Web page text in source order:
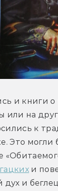
и книги о
или на
к
Это могли
и
и